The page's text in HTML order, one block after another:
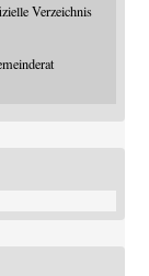
Verzeichnis